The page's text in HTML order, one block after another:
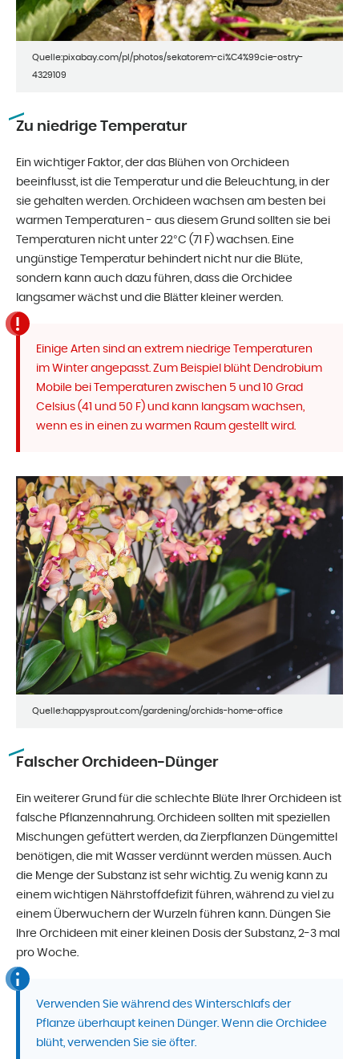
Quelle:pixabay.com/pl/photos/sekatorem-ci%C4%99cie-ostry-
4329109
Zu niedrige Temperatur
Ein wichtiger Faktor, der das Blühen von Orchideen
beeinflusst, ist die Temperatur und die Beleuchtung, in der
sie gehalten werden. Orchideen wachsen am besten bei
warmen Temperaturen - aus diesem Grund sollten sie bei
Temperaturen nicht unter 22°C (71 F) wachsen. Eine
ungünstige Temperatur behindert nicht nur die Blüte,
sondern kann auch dazu führen, dass die Orchidee
langsamer wächst und die Blätter kleiner werden.
Einige Arten sind an extrem niedrige Temperaturen
im Winter angepasst. Zum Beispiel blüht Dendrobium
Mobile bei Temperaturen zwischen 5 und 10 Grad
Celsius (41 und 50 F) und kann langsam wachsen,
wenn es in einen zu warmen Raum gestellt wird.
Quelle:happysprout.com/gardening/orchids-home-office
Falscher Orchideen-Dünger
Ein weiterer Grund für die schlechte Blüte Ihrer Orchideen ist
falsche Pflanzennahrung. Orchideen sollten mit speziellen
Mischungen gefüttert werden, da Zierpflanzen Düngemittel
benötigen, die mit Wasser verdünnt werden müssen. Auch
die Menge der Substanz ist sehr wichtig. Zu wenig kann zu
einem wichtigen Nährstoffdefizit führen, während zu viel zu
einem Überwuchern der Wurzeln führen kann. Düngen Sie
Ihre Orchideen mit einer kleinen Dosis der Substanz, 2-3 mal
pro Woche.
Verwenden Sie während des Winterschlafs der
Pflanze überhaupt keinen Dünger. Wenn die Orchidee
blüht, verwenden Sie sie öfter.